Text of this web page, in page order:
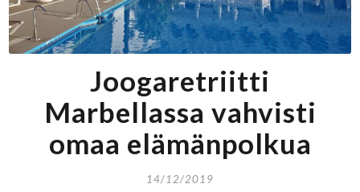
Joogaretriitti
Marbellassa vahvisti
omaa elämänpolkua
14/12/2019